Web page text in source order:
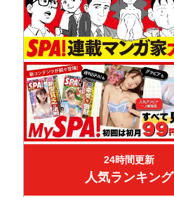
24時間更新
人気ランキング